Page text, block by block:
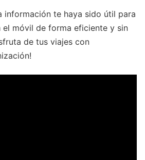
información ⁢te haya sido‍ útil para
el ‍móvil⁣ de forma ⁤eficiente y sin
de‌ tus viajes con